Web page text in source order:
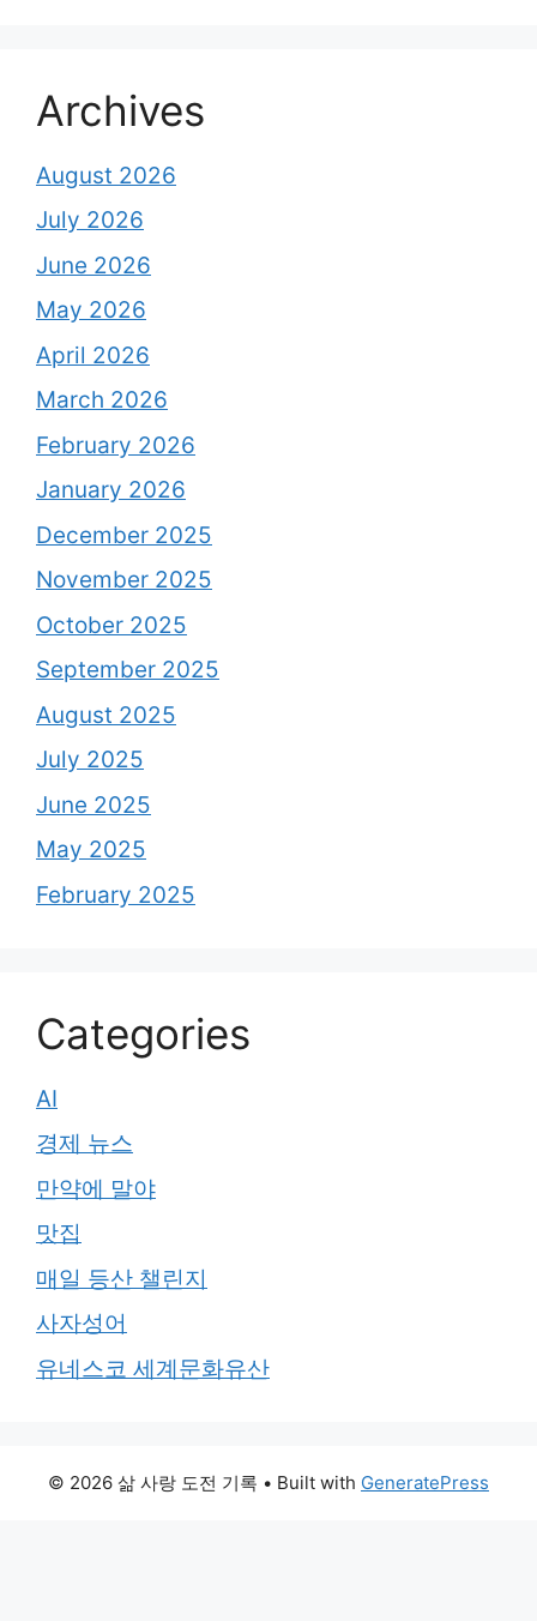
Archives
August 2026
July 2026
June 2026
May 2026
April 2026
March 2026
February 2026
January 2026
December 2025
November 2025
October 2025
September 2025
August 2025
July 2025
June 2025
May 2025
February 2025
Categories
AI
경제 뉴스
만약에 말야
맛집
매일 등산 챌린지
사자성어
유네스코 세계문화유산
© 2026 삶 사랑 도전 기록 • Built with GeneratePress